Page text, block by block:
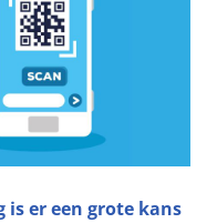
is er een grote kans